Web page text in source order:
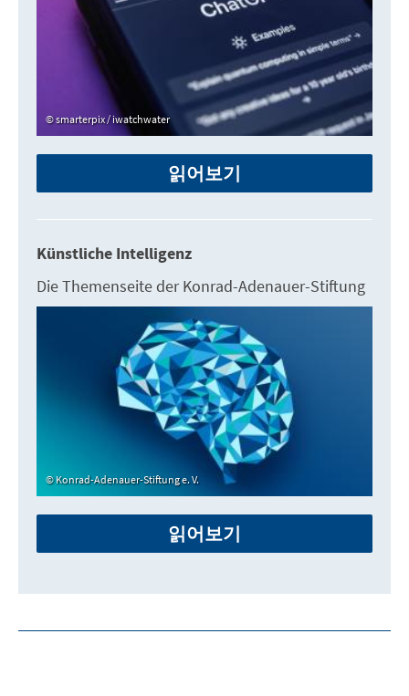
smarterpix / iwatchwater
읽어보기
Künstliche Intelligenz
Die Themenseite der Konrad-Adenauer-Stiftung
Konrad-Adenauer-Stiftung e. V.
읽어보기